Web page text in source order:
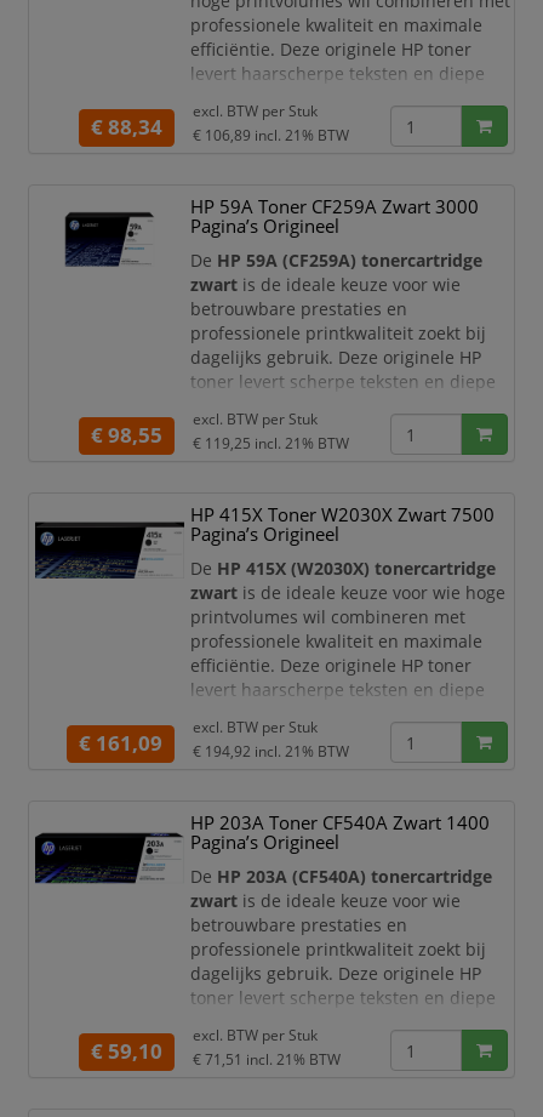
professionele kwaliteit en maximale
efficiëntie. Deze originele HP toner
levert haarscherpe teksten en diepe
documenten altijd een representatieve
uitstraling hebben.
pagina’sis deze high yield
tonercartridge ideaal voor intensief
gebruik in kantooromgevingen en
thuiswer
€ 88,34
excl. BTW per Stuk
€ 106,89 incl. 21% BTW
HP 59A Toner CF259A Zwart 3000
Pagina’s Origineel
De HP 59A (CF259A) tonercartridge
zwart is de ideale keuze voor wie
betrouwbare prestaties en
professionele printkwaliteit zoekt bij
dagelijks gebruik. Deze originele HP
toner levert scherpe teksten en diepe
documenten altijd een duidelijke en
representatieve uitstraling hebben.
pagina’sis deze tonercartridge perfect
geschikt voor kantoren en
thuiswerkplekken met een gemiddeld
prin
€ 98,55
excl. BTW per Stuk
€ 119,25 incl. 21% BTW
HP 415X Toner W2030X Zwart 7500
Pagina’s Origineel
De HP 415X (W2030X) tonercartridge
zwart is de ideale keuze voor wie hoge
printvolumes wil combineren met
professionele kwaliteit en maximale
efficiëntie. Deze originele HP toner
levert haarscherpe teksten en diepe
documenten een representatieve en
professionele uitstraling krijgen.
pagina’sis deze high yield
tonercartridge perfect voor intensief
gebruik in kantooromgevinge
€ 161,09
excl. BTW per Stuk
€ 194,92 incl. 21% BTW
HP 203A Toner CF540A Zwart 1400
Pagina’s Origineel
De HP 203A (CF540A) tonercartridge
zwart is de ideale keuze voor wie
betrouwbare prestaties en
professionele printkwaliteit zoekt bij
dagelijks gebruik. Deze originele HP
toner levert scherpe teksten en diepe
documenten altijd een verzorgde en
representatieve uitstraling hebben.
€ 59,10
excl. BTW per Stuk
€ 71,51 incl. 21% BTW